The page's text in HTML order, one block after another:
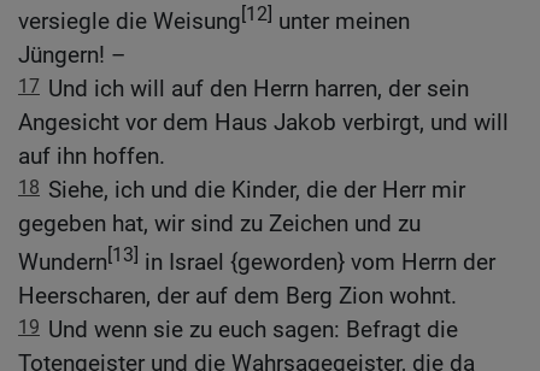
versiegle die Weisung[12] unter meinen
Jüngern! –
17 Und ich will auf den Herrn harren, der sein
Angesicht vor dem Haus Jakob verbirgt, und will
auf ihn hoffen.
18 Siehe, ich und die Kinder, die der Herr mir
gegeben hat, wir sind zu Zeichen und zu
Wundern[13] in Israel {geworden} vom Herrn der
Heerscharen, der auf dem Berg Zion wohnt.
19 Und wenn sie zu euch sagen: Befragt die
Totengeister und die Wahrsagegeister, die da